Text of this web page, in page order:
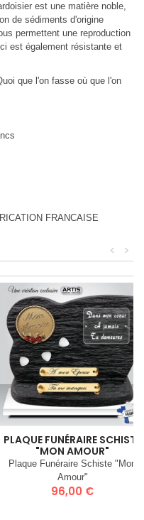
est une matière noble,
de sédiments d'origine
permettent une reproduction
est également résistante et
que l'on fasse où que l'on
FRANCAISE
>
<
PLAQUE FUNÉRAIRE SCHISTE
"MON AMOUR"
Plaque Funéraire Schiste "Mon
Amour"
Prix
96,00 €